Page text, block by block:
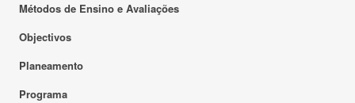
Métodos de Ensino e Avaliações
Objectivos
Planeamento
Programa